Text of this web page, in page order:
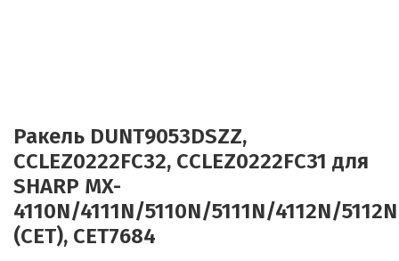
Ракель DUNT9053DSZZ,
CCLEZ0222FC32, CCLEZ0222FC31 для
SHARP MX-
4110N/4111N/5110N/5111N/4112N/5112N
(CET), CET7684